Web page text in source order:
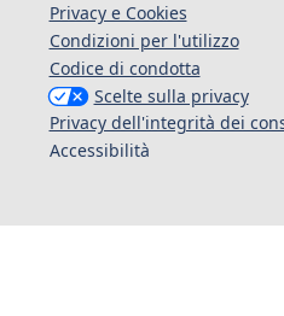
Privacy e Cookies
Condizioni per l'utilizzo
Codice di condotta
Scelte sulla privacy
Privacy dell'integrità dei
Accessibilità